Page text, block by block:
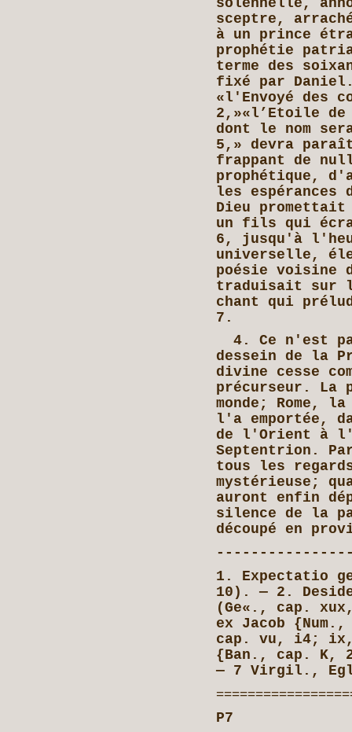
sceptre,
à un prince
prophétie
terme des
fixé par
«l'Envoyé des
2,»«l’Etoile de
dont le nom
5,» devra
frappant de
prophétique,
les espérances
Dieu promettait
un fils qui
6, jusqu'à
universelle,
poésie
traduisait sur
chant qui
7.
4. Ce n'est
dessein de la
divine cesse
précurseur.
monde; Rome,
l'a emportée,
de l'Orient à
Septentrion.
tous les
mystérieuse;
auront enfin
silence de la
découpé en
1. Expectatio
10). — 2.
(Ge«., cap.
ex Jacob
cap. vu, i4; ix,
{Ban., cap. K,
— 7 Virgil.,
P7